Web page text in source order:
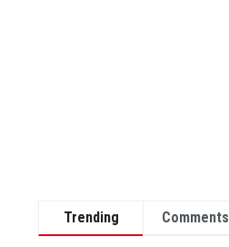
Trending Comments